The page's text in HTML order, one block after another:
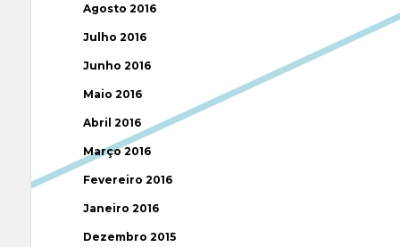
Agosto 2016
Julho 2016
Junho 2016
Maio 2016
Abril 2016
Março 2016
Fevereiro 2016
Janeiro 2016
Dezembro 2015